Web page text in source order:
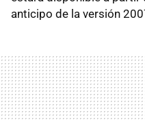
anticipo de la versión